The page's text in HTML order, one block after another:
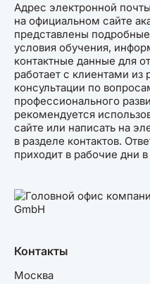
Адрес электронной
на официальном сайте
представлены
условия обучения,
контактные данные для
работает с клиентами из
консультации по
профессионального
рекомендуется
сайте или написать на
в разделе контактов.
приходит в рабочие дни
Контакты
Москва